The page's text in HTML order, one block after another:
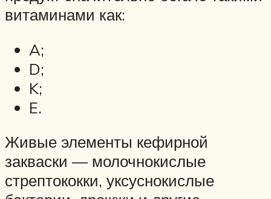
витаминами как:
A;
D;
K;
E.
Живые элементы кефирной
закваски — молочнокислые
стрептококки, уксуснокислые